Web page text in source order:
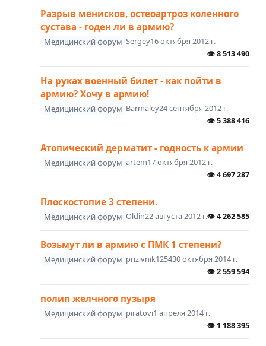
Разрыв менисков, остеоартроз коленного
сустава - годен ли в армию?
Медицинский форум Sergey16 октября 2012 г.
👁8 513 490
На руках военный билет - как пойти в
армию? Хочу в армию!
Медицинский форум Barmaley24 сентября 2012 г.
👁5 388 416
Атопический дерматит - годность к армии
Медицинский форум artem17 октября 2012 г.
👁4 697 287
Плоскостопие 3 степени.
Медицинский форум Oldin22 августа 2012 г.👁4 262 585
Возьмут ли в армию с ПМК 1 степени?
Медицинский форум prizivnik125430 октября 2014 г.
👁2 559 594
полип желчного пузыря
Медицинский форум piratovi1 апреля 2014 г.
👁 1 188 395